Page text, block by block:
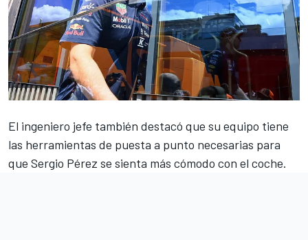
El ingeniero jefe también destacó que su equipo tiene
las herramientas de puesta a punto necesarias para
que Sergio Pérez se sienta más cómodo con el coche.